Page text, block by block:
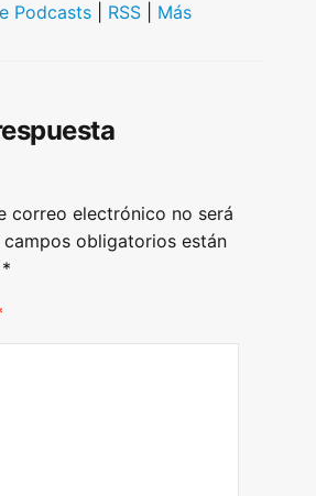
Podcasts RSS Más
correo electrónico no será
campos obligatorios están
*